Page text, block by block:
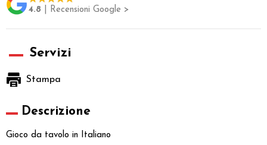
4.8 | Recensioni Google >
Servizi
Stampa
Descrizione
Gioco da tavolo in Italiano